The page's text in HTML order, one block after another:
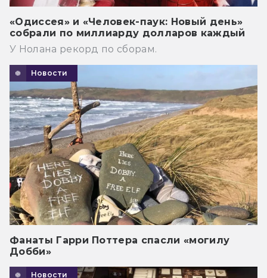
«Одиссея» и «Человек-паук: Новый день»
собрали по миллиарду долларов каждый
У Нолана рекорд по сборам.
Новости
Фанаты Гарри Поттера спасли «могилу
Добби»
Новости